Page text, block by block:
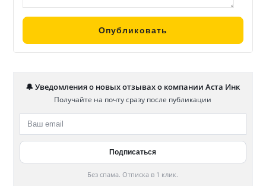
🔔 Уведомления о новых отзывах о компании Аста Инк
Получайте на почту сразу после публикации
Без спама. Отписка в 1 клик.